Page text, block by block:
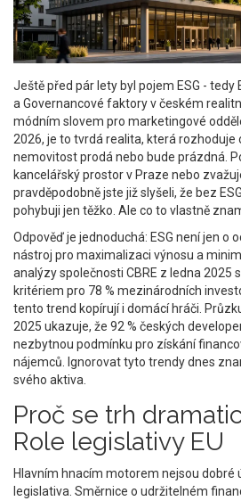
Ještě před pár lety byl pojem ESG - tedy
a Governancové faktoryv českém
módním slovem pro marketingové
2026, je to tvrdá realita, která rozhoduje
nemovitost prodá nebo bude prázdná.
kancelářský prostor v Praze nebo
pravděpodobně jste již slyšeli, že bez
pohybuji jen těžko. Ale co to vlastně
Odpověď je jednoduchá: ESG není jen o
nástroj pro maximalizaci výnosu a
analýzy společnosti CBRE z ledna 2025
kritériem pro 78 % mezinárodních
tento trend kopírují i domácí hráči.
2025 ukazuje, že 92 % českých
nezbytnou podmínku pro získání
nájemců. Ignorovat tyto trendy dnes
svého aktiva.
Proč se trh
Role legislativy EU
Hlavním hnacím motorem nejsou dobré
legislativa. Směrnice o udržitelném